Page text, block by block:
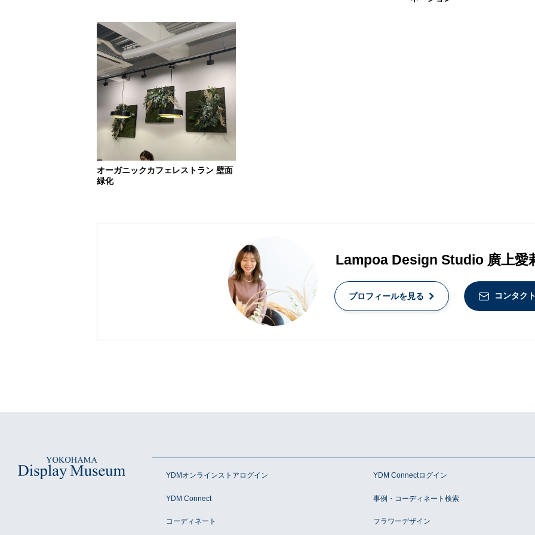
オーガニックカフェレストラン 壁面
緑化
Lampoa Design Studio 廣上愛
プロフィールを見る コンタク
YDMオンラインストアログイン YDM Connectログイン
YDM Connect 事例・コーディネート検索
コーディネート フラワーデザイン